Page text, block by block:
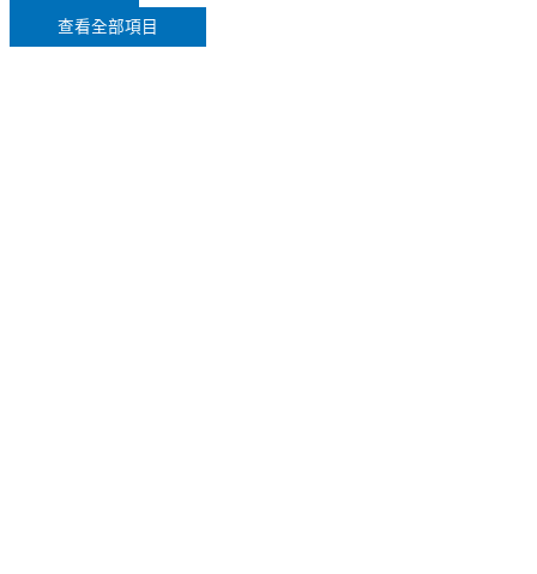
查看全部項目